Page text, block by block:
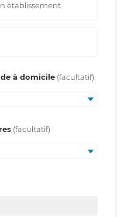
établissement
à domicile